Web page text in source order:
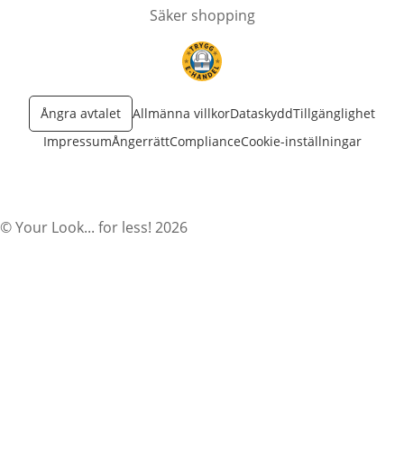
Säker shopping
öppnas i nytt fönster
Ångra avtalet Allmänna villkorDataskyddTillgänglighet
ImpressumÅngerrättComplianceCookie-inställningar
© Your Look... for less! 2026